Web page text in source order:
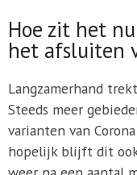
Hoe zit het
het afsluiten
Langzamerhand
Steeds meer
varianten van
hopelijk blijft dit